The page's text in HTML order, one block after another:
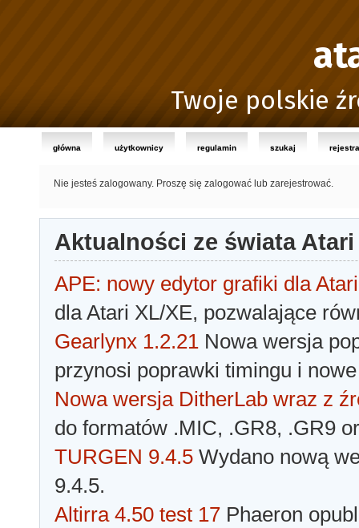
Twoje polskie
główna użytkownicy regulamin szukaj
Nie jesteś zalogowany. Proszę się zalogować lub zarejestrować.
Aktualności ze świata Atari
APE: nowy edytor grafiki dla Atari
dla Atari XL/XE, pozwalające
Gearlynx 1.2.21 Nowa wersja
przynosi poprawki timingu i
Nowa wersja DitherLab wraz z
do formatów .MIC, .GR8, .GR9
TURGEN 9.4.5 Wydano nową
9.4.5.
Altirra 4.50 test 17 Phaeron